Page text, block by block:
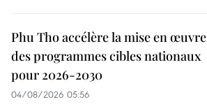
Phu Tho accélère la mise en œuvre
des programmes cibles nationaux
pour 2026-2030
04/08/2026 05:56